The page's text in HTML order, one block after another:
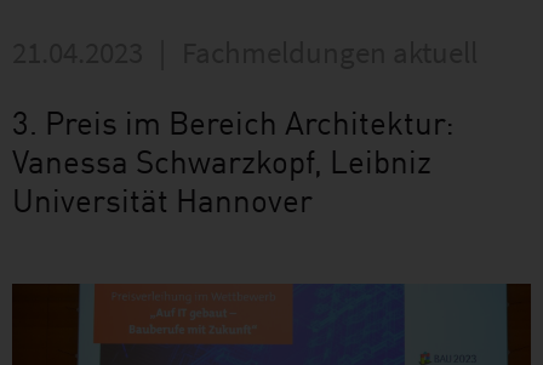
3. Preis im Bereich Architektur:
Vanessa Schwarzkopf, Leibniz
Universität Hannover